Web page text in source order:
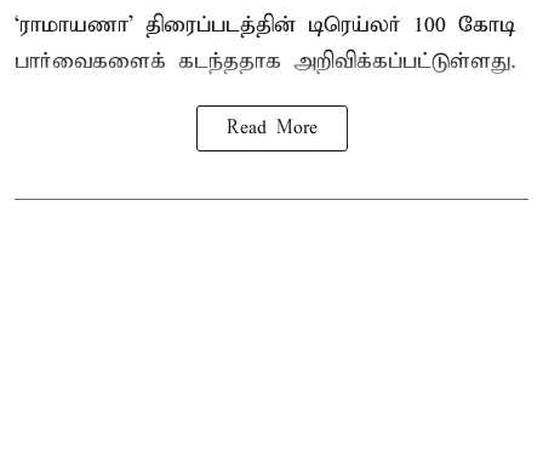
‘ராமாயணா’ திரைப்படத்தின் டிரெய்லர் 100 கோடி
பார்வைகளைக் கடந்ததாக அறிவிக்கப்பட்டுள்ளது.
Read More